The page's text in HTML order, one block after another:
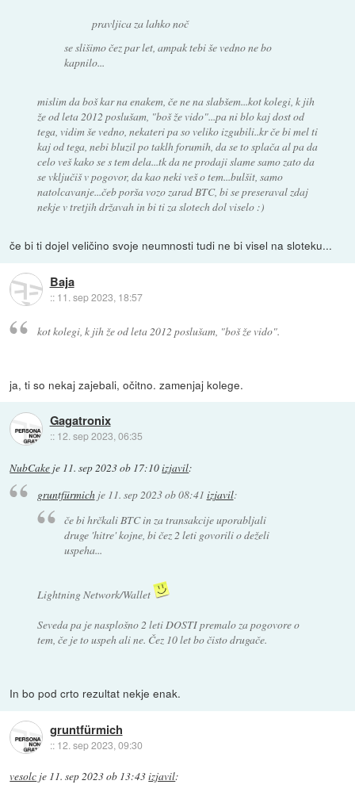
pravljica za lahko noč
se slišimo čez par let, ampak tebi še vedno ne bo
kapnilo...
mislim da boš kar na enakem, če ne na slabšem...kot kolegi, k jih
že od leta 2012 poslušam, "boš že vido"...pa ni blo kaj dost od
tega, vidim še vedno, nekateri pa so veliko izgubili..kr če bi mel ti
kaj od tega, nebi bluzil po taklh forumih, da se to splača al pa da
celo veš kako se s tem dela...tk da ne prodaji slame samo zato da
se vključiš v pogovor, da kao neki veš o tem...bulšit, samo
natolcavanje...čeb porša vozo zarad BTC, bi se preseraval zdaj
nekje v tretjih državah in bi ti za slotech dol viselo :)
če bi ti dojel veličino svoje neumnosti tudi ne bi visel na sloteku...
Baja
:: 11. sep 2023, 18:57
kot kolegi, k jih že od leta 2012 poslušam, "boš že vido".
ja, ti so nekaj zajebali, očitno. zamenjaj kolege.
Gagatronix
:: 12. sep 2023, 06:35
NubCake je 11. sep 2023 ob 17:10izjavil:
gruntfürmichje 11. sep 2023 ob 08:41 izjavil:
če bi hrčkali BTC in za transakcije uporabljali
druge 'hitre' kojne, bi čez 2 leti govorili o deželi
uspeha...
Lightning Network/Wallet
Seveda pa je nasplošno 2 leti DOSTI premalo za pogovore o
tem, če je to uspeh ali ne. Čez 10 let bo čisto drugače.
In bo pod crto rezultat nekje enak.
gruntfürmich
:: 12. sep 2023, 09:30
vesolc je 11. sep 2023 ob 13:43izjavil: